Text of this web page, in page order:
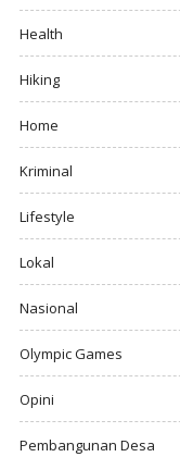
Health
Hiking
Home
Kriminal
Lifestyle
Lokal
Nasional
Olympic Games
Opini
Pembangunan Desa